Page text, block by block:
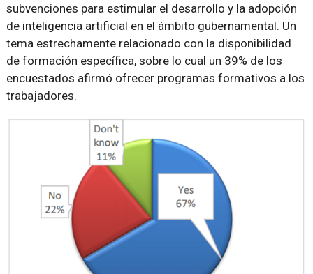
subvenciones para estimular el desarrollo y la adopción
de inteligencia artificial en el ámbito gubernamental. Un
tema estrechamente relacionado con la disponibilidad
de formación específica, sobre lo cual un 39% de los
encuestados afirmó ofrecer programas formativos a los
trabajadores.